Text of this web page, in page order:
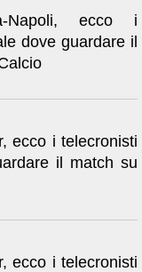
Napoli, ecco i
dove guardare il
ecco i telecronisti
il match su
ecco i telecronisti